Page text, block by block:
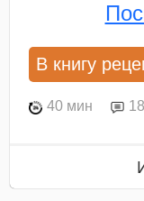
В книгу
40 мин 18